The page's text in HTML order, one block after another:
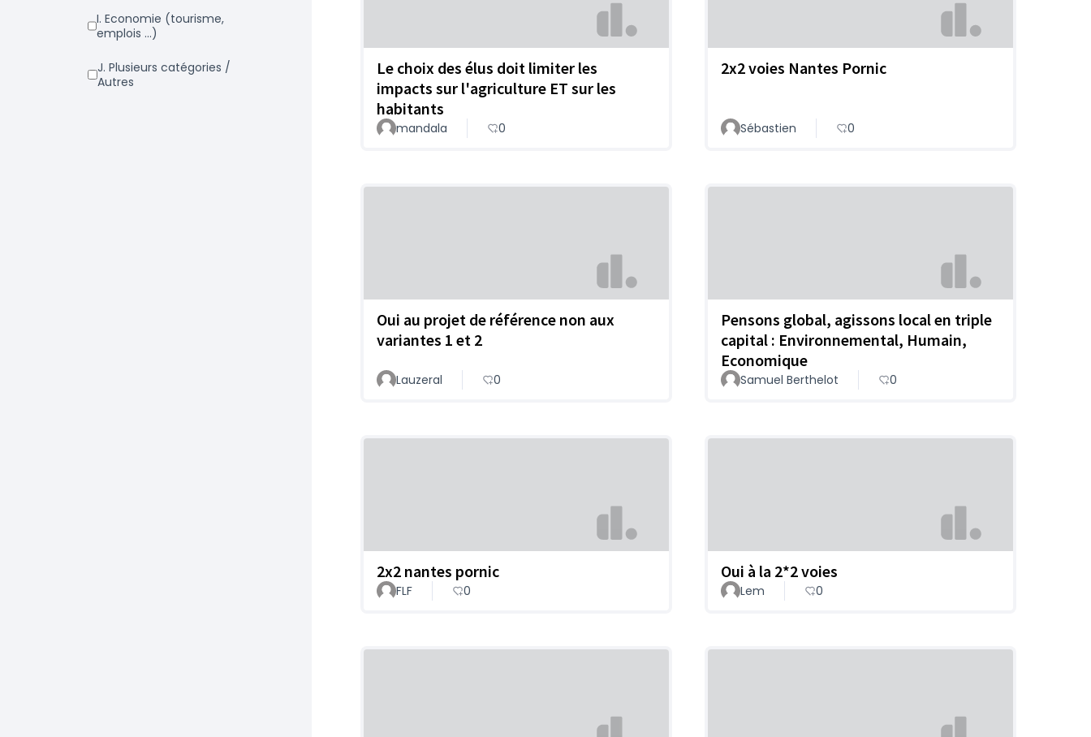
i. Economie (tourisme,
emplois ...)
j. Plusieurs catégories /
Autres
Le choix des élus doit limiter les
impacts sur l'agriculture ET sur les
habitants
mandala 0
2x2 voies Nantes Pornic
Sébastien 0
Oui au projet de référence non aux
variantes 1 et 2
Lauzeral 0
Pensons global, agissons local en triple
capital : Environnemental, Humain,
Economique
Samuel Berthelot 0
2x2 nantes pornic
FLF 0
Oui à la 2*2 voies
Lem 0